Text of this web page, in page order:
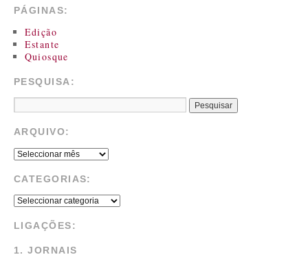
PÁGINAS:
Edição
Estante
Quiosque
PESQUISA:
ARQUIVO:
CATEGORIAS:
LIGAÇÕES:
1. JORNAIS